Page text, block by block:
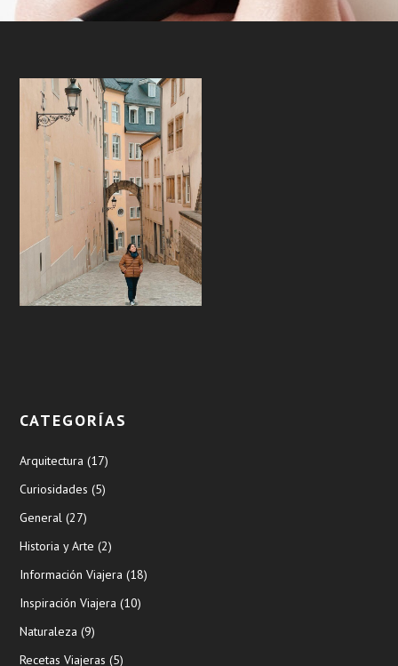
CATEGORÍAS
Arquitectura (17)
Curiosidades (5)
General (27)
Historia y Arte (2)
Información Viajera (18)
Inspiración Viajera (10)
Naturaleza (9)
Recetas Viajeras (5)